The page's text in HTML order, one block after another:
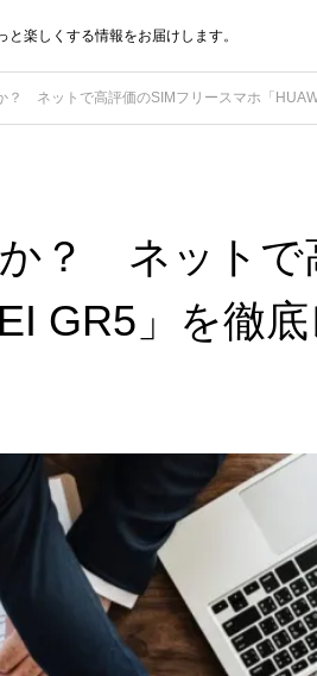
と楽しくする情報をお届けします。
？ ネットで高評価のSIMフリースマホ「
？ ネットで
GR5」を徹